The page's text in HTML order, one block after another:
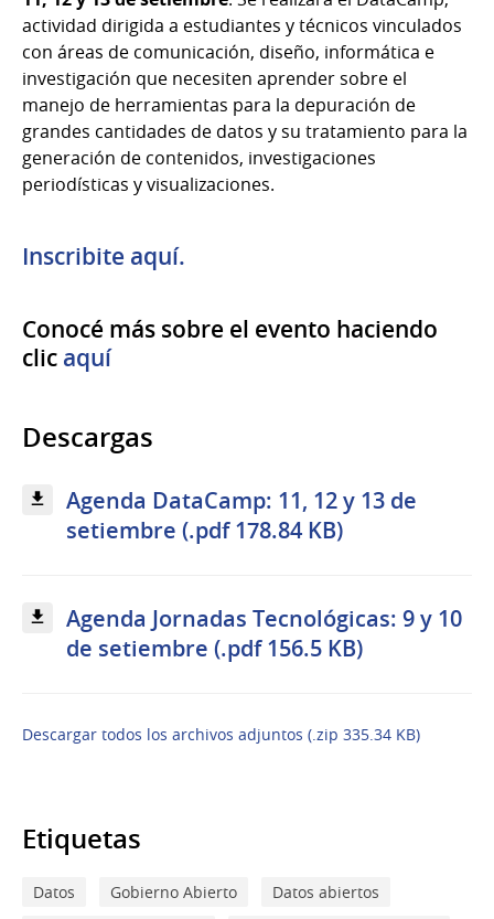
actividad dirigida a estudiantes y técnicos vinculados
con áreas de comunicación, diseño, informática e
investigación que necesiten aprender sobre el
manejo de herramientas para la depuración de
grandes cantidades de datos y su tratamiento para la
generación de contenidos, investigaciones
periodísticas y visualizaciones.
Inscribite aquí.
Conocé más sobre el evento haciendo
clic aquí
Descargas
Agenda DataCamp: 11, 12 y 13 de
setiembre (.pdf 178.84 KB)
Agenda Jornadas Tecnológicas: 9 y 10
de setiembre (.pdf 156.5 KB)
Descargar todos los archivos adjuntos (.zip 335.34 KB)
Etiquetas
Datos Gobierno Abierto
Datos abiertos